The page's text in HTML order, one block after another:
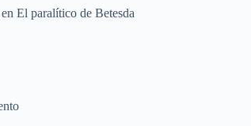
enEl paralítico de Betesda